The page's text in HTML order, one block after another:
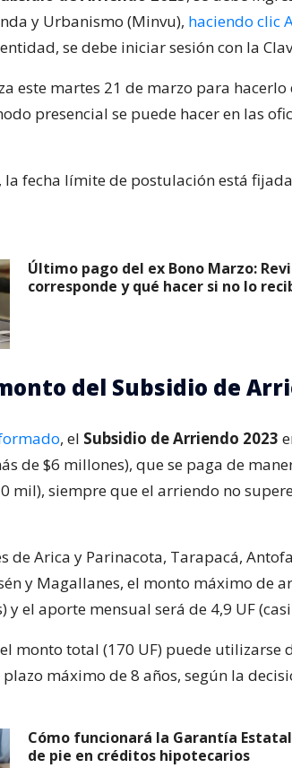
y Urbanismo (Minvu), haciendo clic
se debe iniciar sesión con la
este martes 21 de marzo para
presencial se puede hacer en las
la fecha límite de postulación está
Último pago del ex Bono Marzo:
corresponde y qué hacer si no lo
del Subsidio de
, el Subsidio de Arriendo 2023
de $6 millones), que se paga de
mil), siempre que el arriendo no
de Arica y Parinacota, Tarapacá,
y Magallanes, el monto máximo de
y el aporte mensual será de 4,9 UF
monto total (170 UF) puede utilizarse
máximo de 8 años, según la
Cómo funcionará la Garantía
de pie en créditos hipotecarios